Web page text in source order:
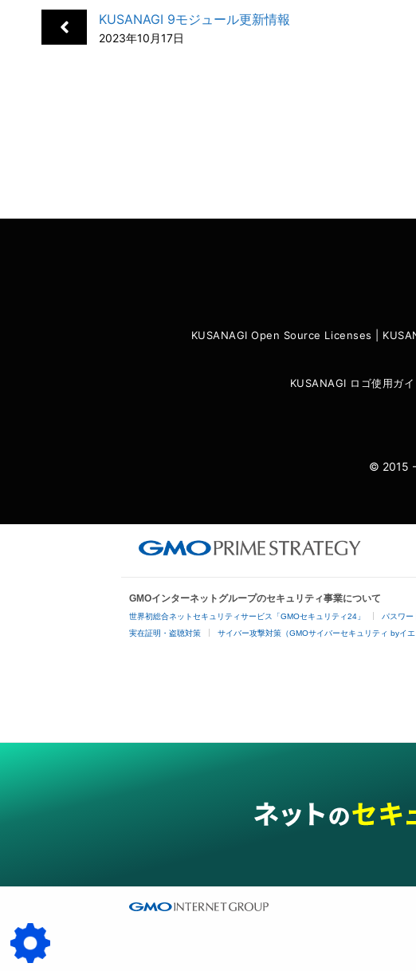
o
o
d
I
a
t
KUSANAGI 9モジュール更新情報
2023年10月17日
KUSANAGI Open Source Licenses
KUSANAGI ロゴ使用ガ
© 2015
GMOインターネットグループのセキュリティ事業について
世界初総合ネットセキュリティサービス「GMOセキュリティ24」 パスワー
実在証明・盗聴対策 サイバー攻撃対策（GMOサイバーセキュリティ byイエ